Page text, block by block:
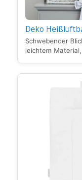
Deko
Schwebender
leichtem